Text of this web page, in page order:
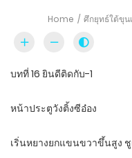
Home ศึกยุทธ์ใต้ขุน
บทที่ 16 ยินดีติดกับ-1
หน้าประตูวังติ้งซีอ๋อง
เริ่นหยางยกแขนขวาขึ้นสูง